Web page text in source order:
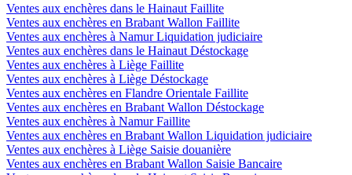
Ventes aux enchères dans le Hainaut Faillite
Ventes aux enchères en Brabant Wallon Faillite
Ventes aux enchères à Namur Liquidation judiciaire
Ventes aux enchères dans le Hainaut Déstockage
Ventes aux enchères à Liège Faillite
Ventes aux enchères à Liège Déstockage
Ventes aux enchères en Flandre Orientale Faillite
Ventes aux enchères en Brabant Wallon Déstockage
Ventes aux enchères à Namur Faillite
Ventes aux enchères en Brabant Wallon Liquidation judiciaire
Ventes aux enchères à Liège Saisie douanière
Ventes aux enchères en Brabant Wallon Saisie Bancaire